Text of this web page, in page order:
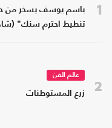
1
باسم يوسف يسخر من
تنطيط احترم سنك"
2
عالم الفن
زرع المستوطنات